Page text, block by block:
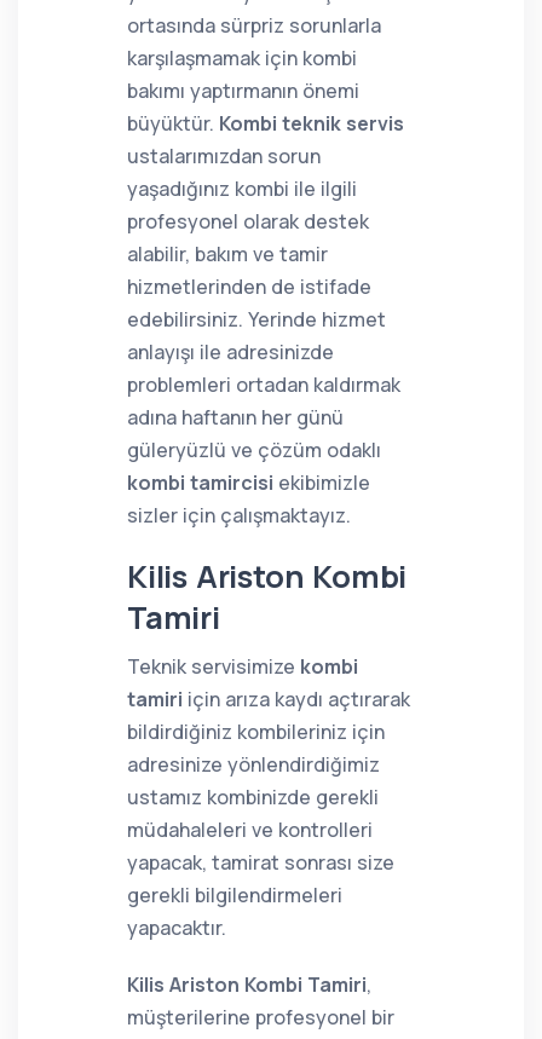
ortasında sürpriz sorunlarla
karşılaşmamak için kombi
bakımı yaptırmanın önemi
büyüktür. Kombi teknik servis
ustalarımızdan sorun
yaşadığınız kombi ile ilgili
profesyonel olarak destek
alabilir, bakım ve tamir
hizmetlerinden de istifade
edebilirsiniz. Yerinde hizmet
anlayışı ile adresinizde
problemleri ortadan kaldırmak
adına haftanın her günü
güleryüzlü ve çözüm odaklı
kombi tamircisi ekibimizle
sizler için çalışmaktayız.
Kilis Ariston Kombi
Tamiri
Teknik servisimize kombi
tamiri için arıza kaydı açtırarak
bildirdiğiniz kombileriniz için
adresinize yönlendirdiğimiz
ustamız kombinizde gerekli
müdahaleleri ve kontrolleri
yapacak, tamirat sonrası size
gerekli bilgilendirmeleri
yapacaktır.
Kilis Ariston Kombi Tamiri,
müşterilerine profesyonel bir